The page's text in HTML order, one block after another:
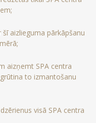
aizlieguma pārkāpšanu
aizņemt SPA centra
to izmantošanu
visā SPA centra